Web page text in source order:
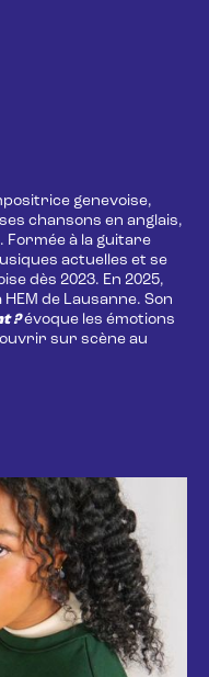
genevoise,
chansons en anglais,
Formée à la guitare
actuelles et se
dès 2023. En 2025,
de Lausanne. Son
?évoque les émotions
sur scène au